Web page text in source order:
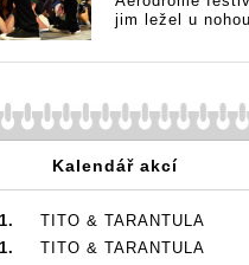
jim ležel u nohou
Kalendář akcí
TITO & TARANTULA
TITO & TARANTULA